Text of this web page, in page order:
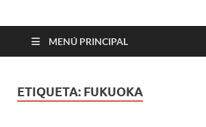
Cine maldito
MENÚ PRINCIPAL
ETIQUETA: FUKUOKA